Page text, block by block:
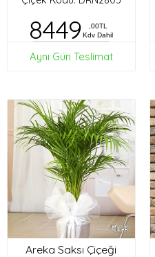
8449
,00TL
Kdv Dahil
Aynı Gün Teslimat
Areka Saksı Çiçeği